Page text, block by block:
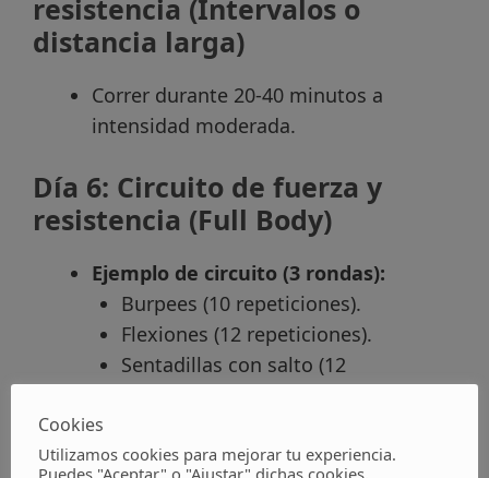
resistencia (Intervalos o
distancia larga)
Correr durante 20-40 minutos a
intensidad moderada.
Día 6: Circuito de fuerza y
resistencia (Full Body)
Ejemplo de circuito (3 rondas):
Burpees (10 repeticiones).
Flexiones (12 repeticiones).
Sentadillas con salto (12
Cookies
Utilizamos cookies para mejorar tu experiencia.
Puedes "Aceptar" o "Ajustar" dichas cookies.